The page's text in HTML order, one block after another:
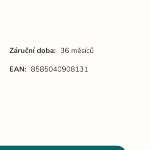
Záruční doba: 36 měsíců
EAN: 8585040908131